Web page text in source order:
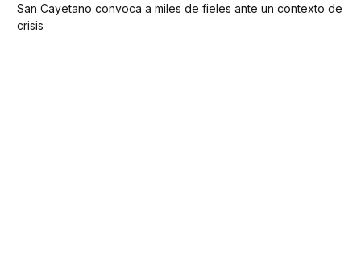
San Cayetano convoca a miles de fieles ante un contexto de
crisis